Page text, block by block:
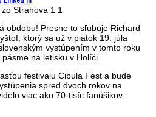
obdobu! Presne to sľubuje Richard
ktorý sa už v piatok 19. júla
vystúpením v tomto roku
na letisku v Holíči.
festivalu Cibula Fest a bude
spred dvoch rokov na
viac ako 70-tisíc fanúšikov.